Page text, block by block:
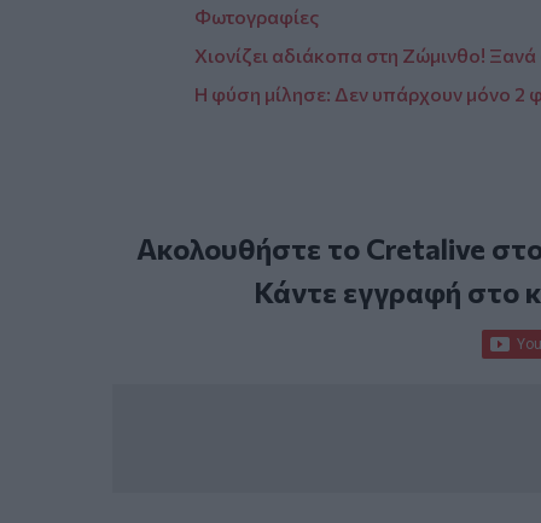
Φωτογραφίες
Χιονίζει αδιάκοπα στη Ζώμινθο!
Η φύση μίλησε: Δεν υπάρχουν μόνο 2
Ακολουθήστε το Cretalive
Κάντε εγγραφή στο